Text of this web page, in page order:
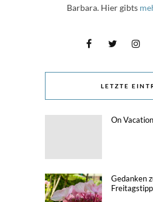
Barbara. Hier gibts
LETZTE
On Vacation
Gedanken